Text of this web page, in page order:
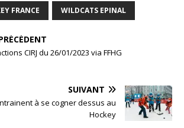
FRANCE WILDCATS EPINAL
CIRJ du 26/01/2023 via FFHG
SUIVANT
à se cogner dessus au
Hockey